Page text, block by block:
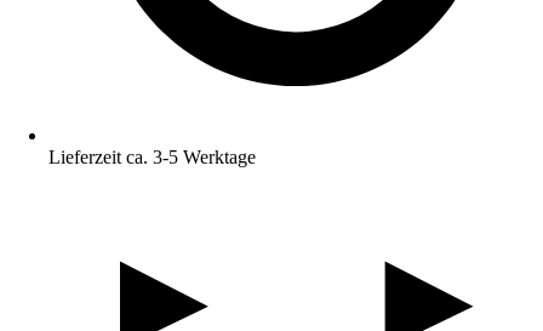
Lieferzeit ca. 3-5 Werktage